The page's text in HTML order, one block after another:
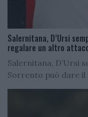
Salernitana, D’Ursi
regalare un altro
Salernitana, D’Ursi
Sorrento può dare il